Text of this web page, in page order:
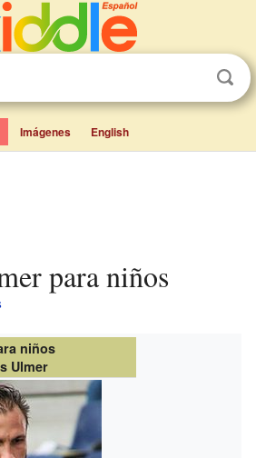
Imágenes English
para niños
niños
Ulmer